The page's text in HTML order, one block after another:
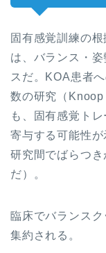
固有感覚訓練の
は、バランス・
スだ。KOA患者
数の研究（
も、固有感覚ト
寄与する可能性
研究間でばらつ
だ）。
臨床でバランス
集約される。